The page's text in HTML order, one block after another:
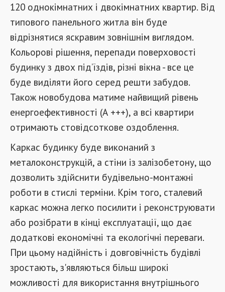
120 однокімнатних і двокімнатних квартир. Від
типового панельного житла він буде
відрізнятися яскравим зовнішнім виглядом.
Кольорові рішення, перепади поверховості
будинку з двох під’їздів, різні вікна - все це
буде виділяти його серед решти забудов.
Також новобудова матиме найвищий рівень
енергоефективності (А +++), а всі квартири
отримають стовідсоткове оздоблення.
Каркас будинку буде виконаний з
металоконструкцій, а стіни із залізобетону, що
дозволить здійснити будівельно-монтажні
роботи в стислі терміни. Крім того, сталевий
каркас можна легко посилити і реконструювати
або розібрати в кінці експлуатації, що дає
додаткові економічні та екологічні переваги.
При цьому надійність і довговічність будівлі
зростають, з'являються більш широкі
можливості для використання внутрішнього